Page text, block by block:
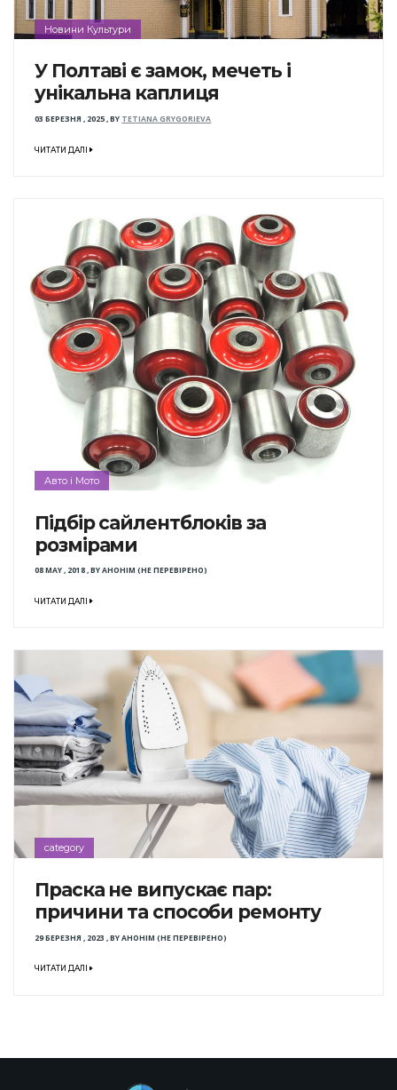
Новини Культури
У Полтаві є замок, мечеть і
унікальна каплиця
03 БЕРЕЗНЯ , 2025,BY TETIANA GRYGORIEVA
ЧИТАТИ ДАЛІ
Авто і Мото
Підбір сайлентблоків за
розмірами
08 MAY , 2018,BYАНОНІМ (НЕ ПЕРЕВІРЕНО)
ЧИТАТИ ДАЛІ
category
Праска не випускає пар:
причини та способи ремонту
29 БЕРЕЗНЯ , 2023 ,BYАНОНІМ (НЕ ПЕРЕВІРЕНО)
ЧИТАТИ ДАЛІ